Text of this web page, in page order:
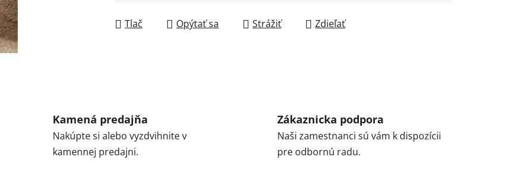
Tlač Opýtať sa Strážiť Zdieľať
Kamená predajňa
Nakúpte si alebo vyzdvihnite v
kamennej predajni.
Zákaznicka podpora
Naši zamestnanci sú vám k dispozícii
pre odbornú radu.